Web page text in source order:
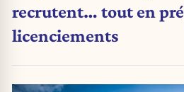
recrutent… tout en
licenciements